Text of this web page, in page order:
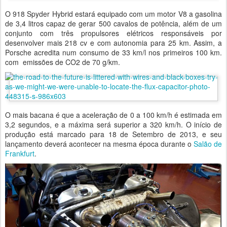
O 918 Spyder Hybrid estará equipado com um motor V8 a gasolina
de 3,4 litros capaz de gerar 500 cavalos de potência, além de um
conjunto com três propulsores elétricos responsáveis por
desenvolver mais 218 cv e com autonomia para 25 km. Assim, a
Porsche acredita num consumo de 33 km/l nos primeiros 100 km.
com emissões de CO2 de 70 g/km.
O mais bacana é que a aceleração de 0 a 100 km/h é estimada em
3,2 segundos, e a máxima será superior a 320 km/h. O início de
produção está marcado para 18 de Setembro de 2013, e seu
lançamento deverá acontecer na mesma época durante o Salão de
Frankfurt.